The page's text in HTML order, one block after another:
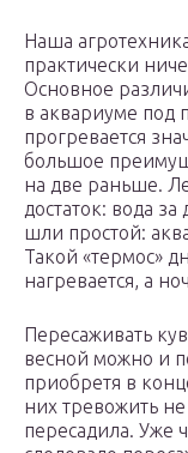
Наша
практически
Основное
в аквариуме под
прогревается
большое
на две раньше.
достаток: вода
шли простой:
Такой «термос»
нагревается, а
Пересаживать
весной можно и
приобретя в
них тревожить не
пересадила. Уже